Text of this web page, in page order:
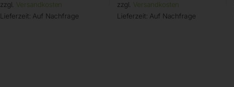
zzgl. Versandkosten
Lieferzeit: Auf Nachfrage
zzgl. Versandkosten
Lieferzeit: Auf Nachfrage